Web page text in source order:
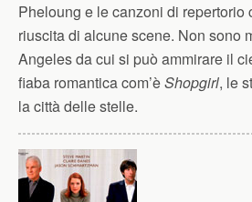
Pheloung e le canzoni di repertorio
riuscita di alcune scene. Non sono
Angeles da cui si può ammirare il
fiaba romantica com’èShopgirl, le
la città delle stelle.